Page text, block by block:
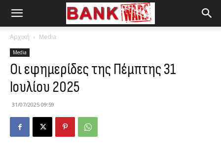
Αρχική Media
Media
Οι εφημερίδες της Πέμπτης 31
Ιουλίου 2025
31/07/2025 09:59